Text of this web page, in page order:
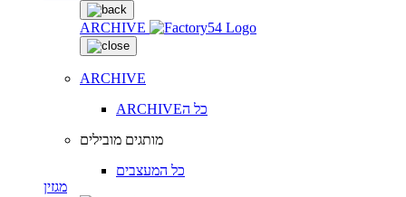
ARCHIVE
ARCHIVE
ARCHIVEכל ה
מותגים מובילים
כל המעצבים
מגזין